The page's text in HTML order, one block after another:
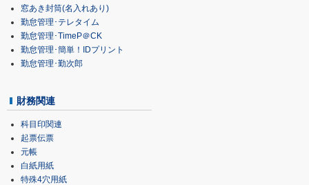
窓あき封筒(名入れあり)
勤怠管理･テレタイム
勤怠管理･TimeP＠CK
勤怠管理･簡単！IDプリント
勤怠管理･勤次郎
財務関連
科目印関連
起票伝票
元帳
白紙用紙
特殊4穴用紙